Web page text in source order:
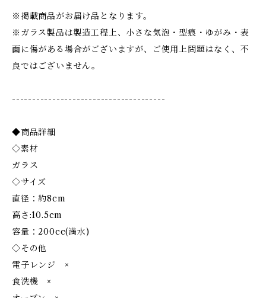
※掲載商品がお届け品となります。
※ガラス製品は製造工程上、小さな気泡・型痕・ゆがみ・表
面に傷がある場合がございますが、ご使用上問題はなく、不
良ではございません。
--------------------------------------
◆商品詳細
◇素材
ガラス
◇サイズ
直径：約8cm
高さ:10.5cm
容量：200cc(満水)
◇その他
電子レンジ ×
食洗機 ×